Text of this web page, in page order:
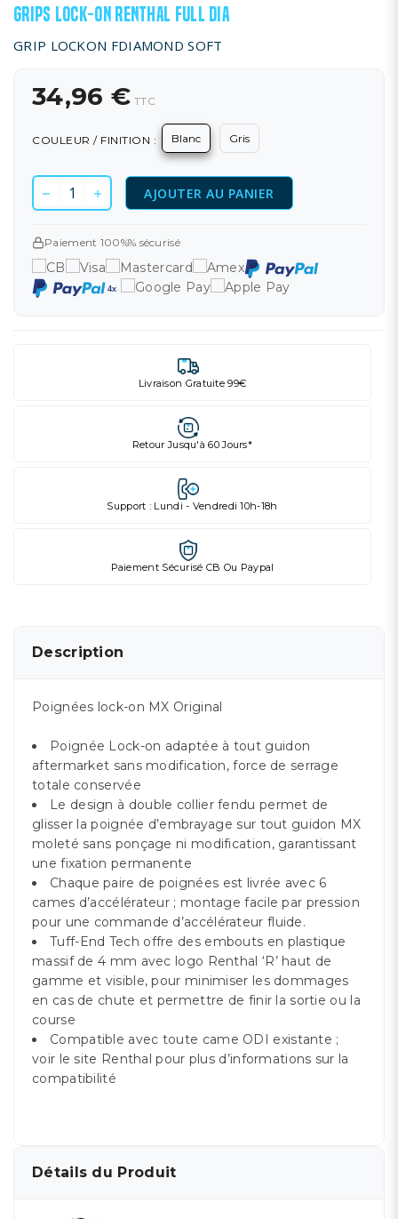
GRIPS LOCK-ON RENTHAL FULL DIA
GRIP LOCKON FDIAMOND SOFT
34,96 € TTC
COULEUR / FINITION : Blanc Gris
AJOUTER AU PANIER
Paiement 100%% sécurisé
Livraison Gratuite 99€
Retour Jusqu'à 60 Jours*
Support : Lundi - Vendredi 10h-18h
Paiement Sécurisé CB Ou Paypal
Description
Poignées lock-on MX Original
Poignée Lock-on adaptée à tout guidon
aftermarket sans modification, force de serrage
totale conservée
Le design à double collier fendu permet de
glisser la poignée d’embrayage sur tout guidon MX
moleté sans ponçage ni modification, garantissant
une fixation permanente
Chaque paire de poignées est livrée avec 6
cames d’accélérateur ; montage facile par pression
pour une commande d’accélérateur fluide.
Tuff-End Tech offre des embouts en plastique
massif de 4 mm avec logo Renthal ‘R’ haut de
gamme et visible, pour minimiser les dommages
en cas de chute et permettre de finir la sortie ou la
course
Compatible avec toute came ODI existante ;
voir le site Renthal pour plus d’informations sur la
compatibilité
Détails du Produit